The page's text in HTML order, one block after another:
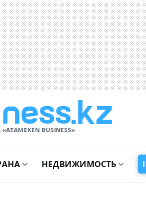
BUSINESS»
НЕДВИЖИМОСТЬ